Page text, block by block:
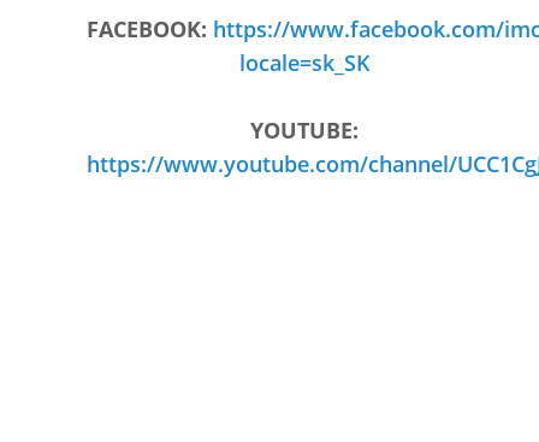
FACEBOOK: https://www.facebook.com/
locale=sk_SK
YOUTUBE:
https://www.youtube.com/channel/